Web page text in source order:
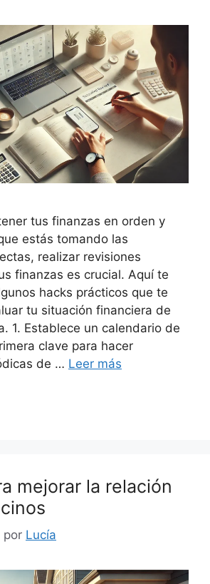
tus finanzas en orden y
estás tomando las
realizar revisiones
finanzas es crucial. Aquí te
hacks prácticos que te
tu situación financiera de
1. Establece un calendario de
clave para hacer
de … Leer más
mejorar la relación
por Lucía